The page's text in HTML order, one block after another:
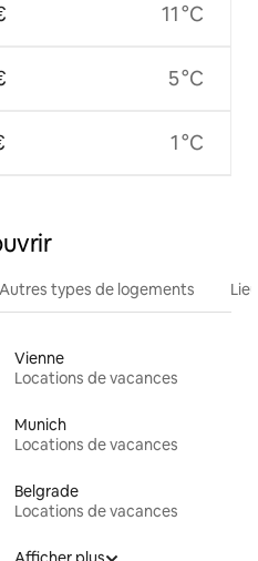
11 °C
5 °C
1 °C
Autres types de logements
Vienne
Locations de vacances
Munich
Locations de vacances
Belgrade
Locations de vacances